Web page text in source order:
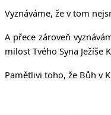
Vyznáváme, že v tom
A přece zároveň
milost Tvého Syna
Pamětlivi toho, že Bůh v